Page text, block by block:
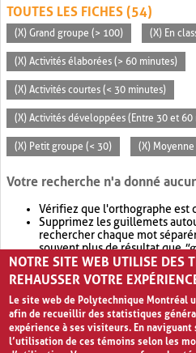
TOUTES LES FICHES (54)
(X) Grand groupe (> 100) (X) En
(X) Activités élaborées (> 60 minutes)
(X) Activités courtes (< 30 minutes)
(X) Activités développées (Entre 30 et 60
(X) Petit groupe (< 30) (X) Moyenne
Votre recherche n'a donné
Vérifiez que l'orthographe est
Supprimez les guillemets
rechercher chaque mot
souvent plus de résultat que
Envisagez d'élargir votre
retournera souvent plus de
NOTRE SITE WEB UTILISE DES
REHAUSSER VOTRE
Le site web de Polytechnique Montréal
afin de recueillir des statistiques
expérience à ses visiteurs. En
l’utilisation de ces témoins selon les